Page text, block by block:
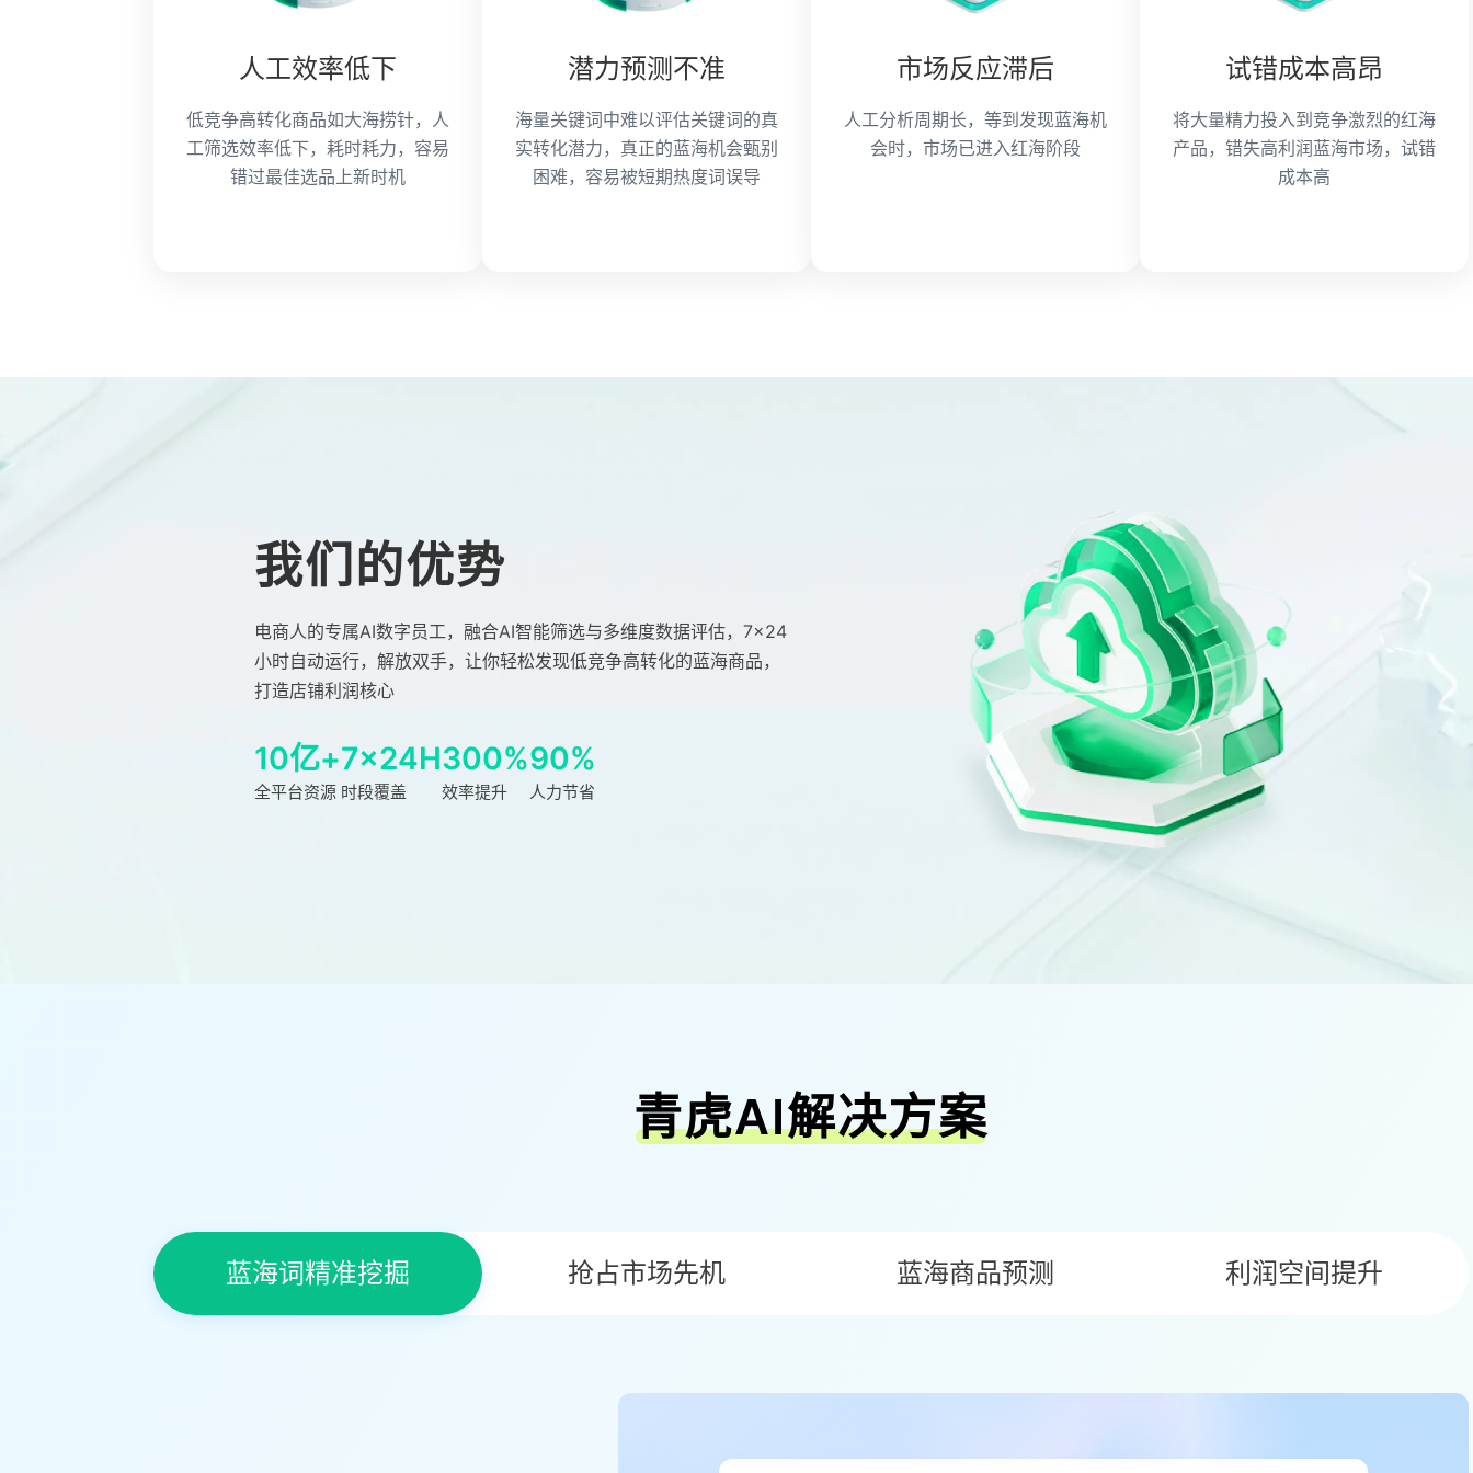
人工效率低下
低竞争高转化商品如大海捞针，人
工筛选效率低下，耗时耗力，容易
错过最佳选品上新时机
潜力预测不准
海量关键词中难以评估关键词的真
实转化潜力，真正的蓝海机会甄别
困难，容易被短期热度词误导
市场反应滞后
人工分析周期长，等到发现蓝海机
会时，市场已进入红海阶段
试错成本高昂
将大量精力投入到竞争激烈的红海
产品，错失高利润蓝海市场，试错
成本高
我们的优势
电商人的专属AI数字员工，融合AI智能筛选与多维度数据评估，7×24
小时自动运行，解放双手，让你轻松发现低竞争高转化的蓝海商品，
打造店铺利润核心
10亿+
全平台资源
7×24H
时段覆盖
300%
效率提升
90%
人力节省
青虎AI解决方案
蓝海词精准挖掘 抢占市场先机 蓝海商品预测 利润空间提升